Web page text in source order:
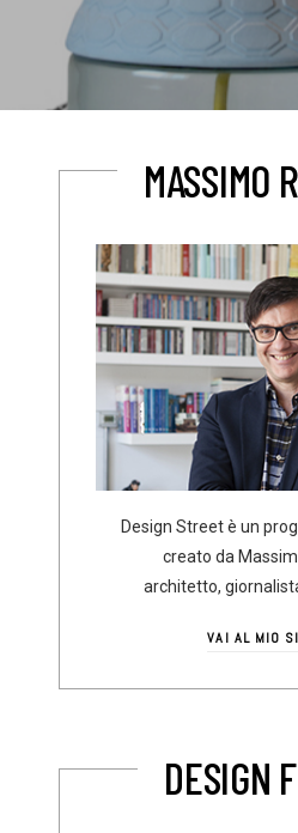
MASSIMO
Design Street è un
creato da
architetto,
VAI AL MIO
DESIGN